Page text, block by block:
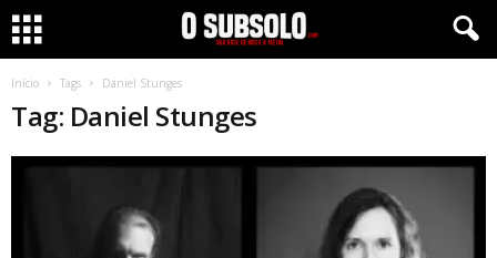
Início Tags Daniel Stunges
Tag: Daniel Stunges